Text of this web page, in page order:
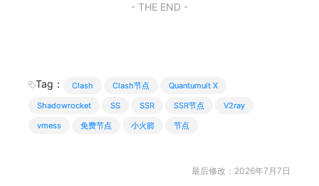
- THE END -
Tag： Clash Clash节点
Quantumult X
Shadowrocket
SS SSR SSR节点
V2ray
vmess
免费节点 小火箭 节点
最后修改：2026年7月7日